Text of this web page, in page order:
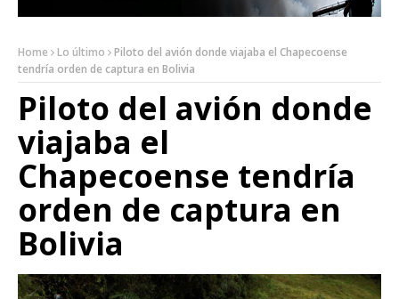
Home Lo último
Piloto del avión donde viajaba el Chapecoense
tendría orden de captura en Bolivia
Piloto del avión donde
viajaba el
Chapecoense tendría
orden de captura en
Bolivia